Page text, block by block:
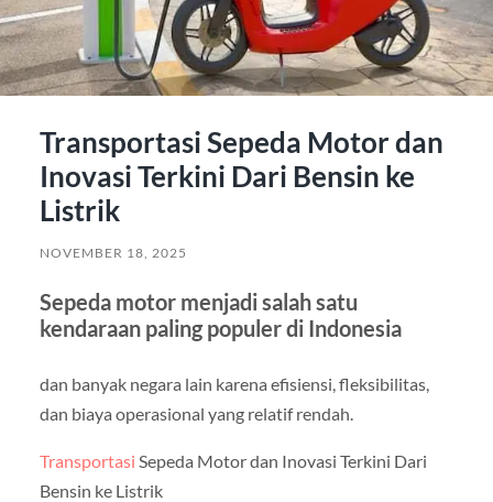
Transportasi Sepeda Motor dan
Inovasi Terkini Dari Bensin ke
Listrik
NOVEMBER 18, 2025
Sepeda motor menjadi salah satu
kendaraan paling populer di Indonesia
dan banyak negara lain karena efisiensi, fleksibilitas,
dan biaya operasional yang relatif rendah.
Transportasi Sepeda Motor dan Inovasi Terkini Dari
Bensin ke Listrik